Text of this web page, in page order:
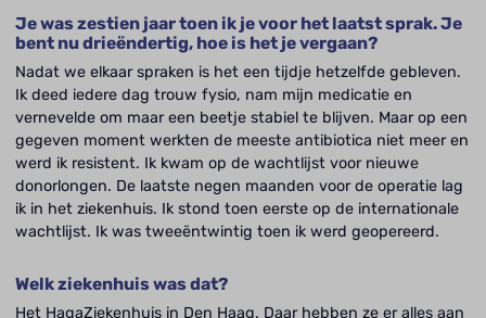
Je was zestien jaar toen ik je voor het laatst sprak. Je
bent nu drieëndertig, hoe is het je vergaan?
Nadat we elkaar spraken is het een tijdje hetzelfde gebleven.
Ik deed iedere dag trouw fysio, nam mijn medicatie en
vernevelde om maar een beetje stabiel te blijven. Maar op een
gegeven moment werkten de meeste antibiotica niet meer en
werd ik resistent. Ik kwam op de wachtlijst voor nieuwe
donorlongen. De laatste negen maanden voor de operatie lag
ik in het ziekenhuis. Ik stond toen eerste op de internationale
wachtlijst. Ik was tweeëntwintig toen ik werd geopereerd.
Welk ziekenhuis was dat?
Het HagaZiekenhuis in Den Haag. Daar hebben ze er alles aan